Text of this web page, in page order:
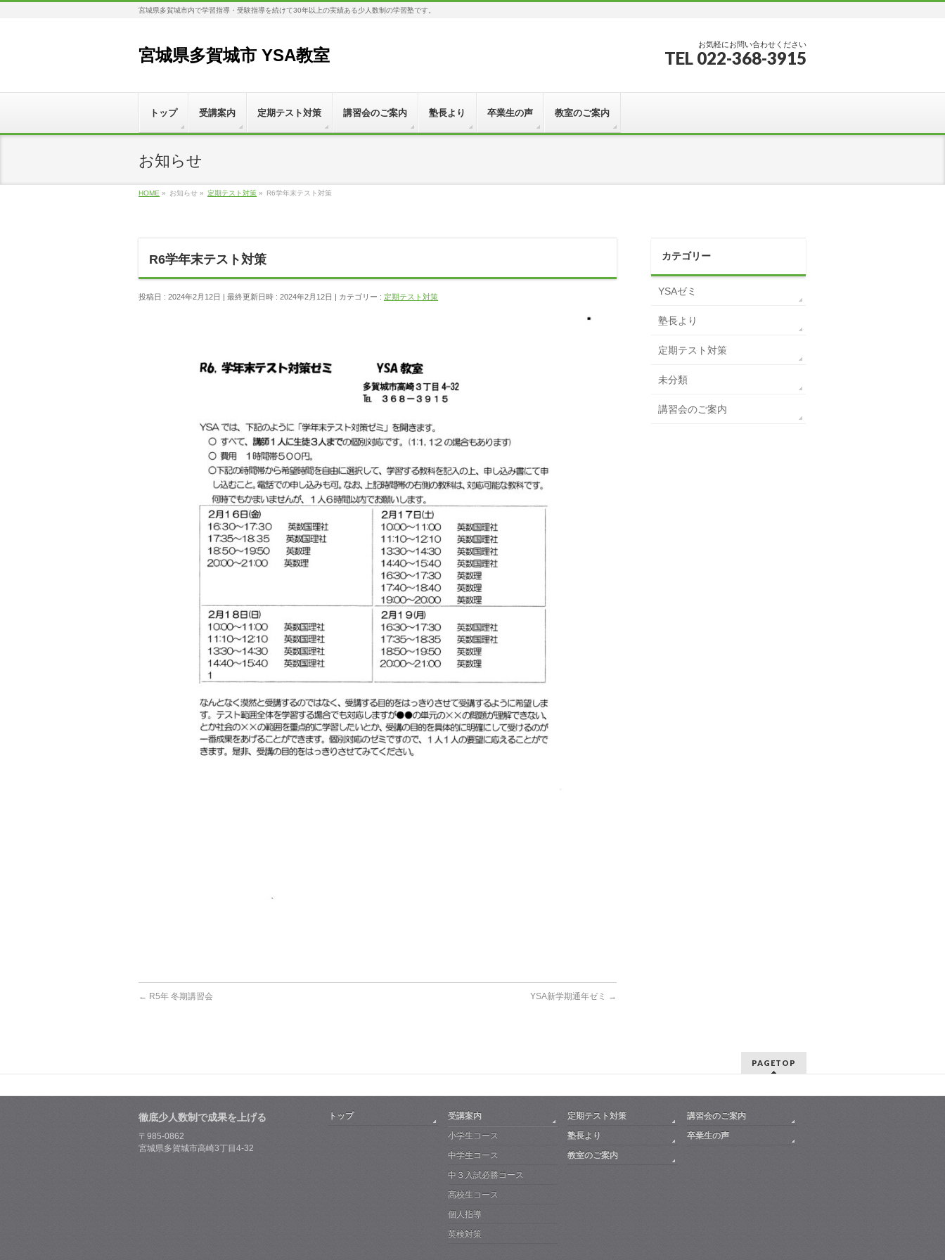
宮城県多賀城市内で学習指導・受験指導を続けて30年以上の実績ある少人数制の学習塾です。
宮城県多賀城市 YSA教室
お気軽にお問い合わせください
TEL 022-368-3915
トップ 受講案内 定期テスト対策 講習会のご案内 塾長より 卒業生の声 教室のご案内
お知らせ
HOME » お知らせ » 定期テスト対策 » R6学年末テスト対策
R6学年末テスト対策
投稿日 : 2024年2月12日 最終更新日時 : 2024年2月12日 カテゴリー : 定期テスト対策
← R5年 冬期講習会 YSA新学期通年ゼミ →
カテゴリー
YSAゼミ
塾長より
定期テスト対策
未分類
講習会のご案内
PAGETOP
徹底少人数制で成果を上げる
〒985-0862
宮城県多賀城市高崎3丁目4-32
トップ
受講案内
小学生コース
中学生コース
中３入試必勝コース
高校生コース
個人指導
英検対策
定期テスト対策
講習会のご案内
塾長より
卒業生の声
教室のご案内